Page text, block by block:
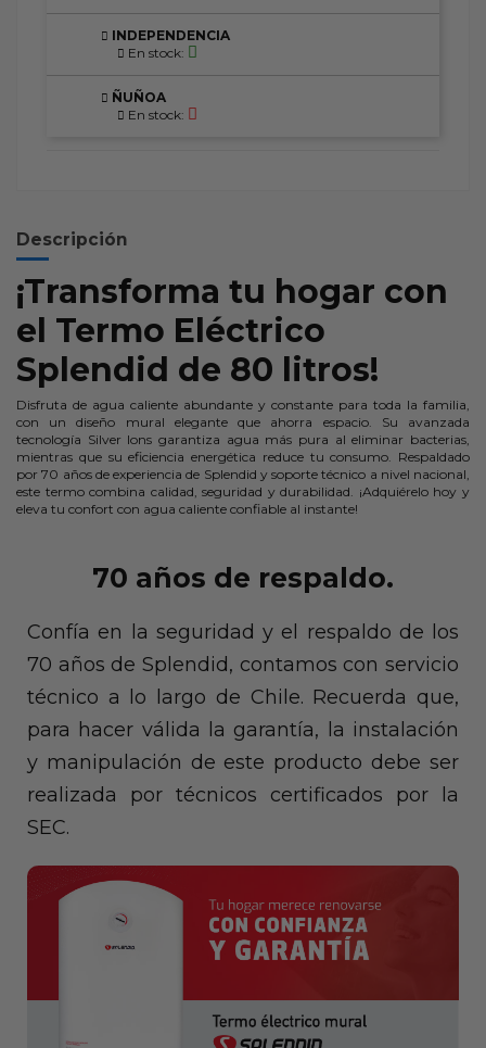
INDEPENDENCIA
En stock:
ÑUÑOA
En stock:
Descripción
¡Transforma tu hogar con
el Termo Eléctrico
Splendid de 80 litros!
Disfruta de agua caliente abundante y constante para toda la familia,
con un diseño mural elegante que ahorra espacio. Su avanzada
tecnología Silver Ions garantiza agua más pura al eliminar bacterias,
mientras que su eficiencia energética reduce tu consumo. Respaldado
por 70 años de experiencia de Splendid y soporte técnico a nivel nacional,
este termo combina calidad, seguridad y durabilidad. ¡Adquiérelo hoy y
eleva tu confort con agua caliente confiable al instante!
70 años de respaldo.
Confía en la seguridad y el respaldo de los
70 años de Splendid, contamos con servicio
técnico a lo largo de Chile. Recuerda que,
para hacer válida la garantía, la instalación
y manipulación de este producto debe ser
realizada por técnicos certificados por la
SEC.